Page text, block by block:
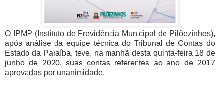
O IPMP (Instituto de Previdência Municipal de Pilõezinhos),
após análise da equipe técnica do Tribunal de Contas do
Estado da Paraíba, teve, na manhã desta quinta-feira 18 de
junho de 2020, suas contas referentes ao ano de 2017
aprovadas por unanimidade.